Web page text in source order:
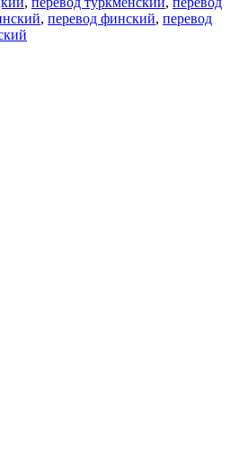
, перевод финский, перевод